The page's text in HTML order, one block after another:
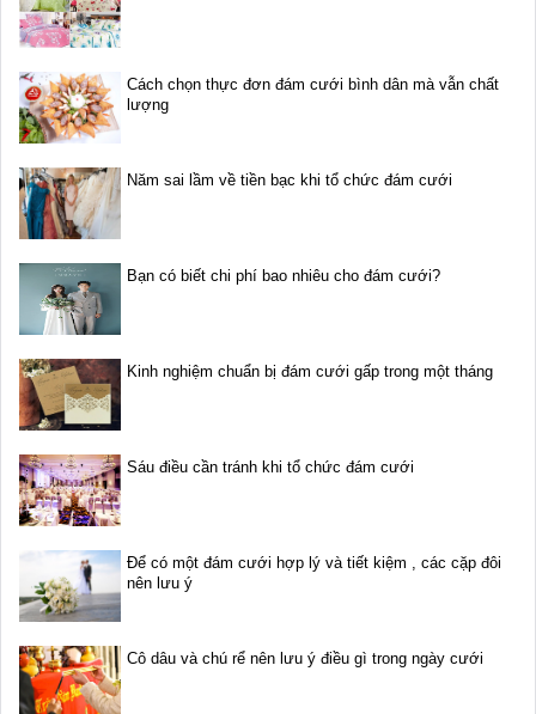
Cách chọn thực đơn đám cưới bình dân mà vẫn chất
lượng
Năm sai lầm về tiền bạc khi tổ chức đám cưới
Bạn có biết chi phí bao nhiêu cho đám cưới?
Kinh nghiệm chuẩn bị đám cưới gấp trong một tháng
Sáu điều cần tránh khi tổ chức đám cưới
Để có một đám cưới hợp lý và tiết kiệm , các cặp đôi
nên lưu ý
Cô dâu và chú rể nên lưu ý điều gì trong ngày cưới